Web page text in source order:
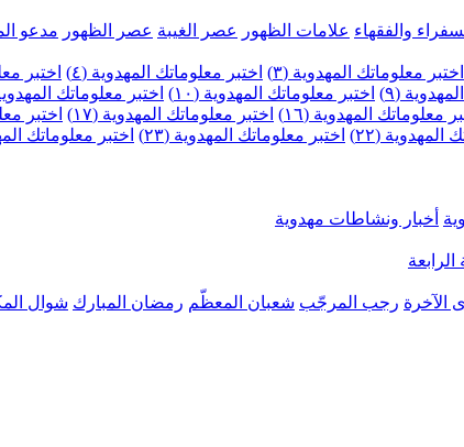
والفقهاء علامات الظهور عصر الغيبة عصر الظهور مدعو
اختبر معلوماتك المهدوية (٣) اختبر معلوماتك المهدوية (٤) اختبر
(٩) اختبر معلوماتك المهدوية (١٠) اختبر معلوماتك المهدوية
معلوماتك المهدوية (١٦) اختبر معلوماتك المهدوية (١٧) اختبر
المهدوية (٢٢) اختبر معلوماتك المهدوية (٢٣)
اختبر معلوماتك
أخبار ونشاطات مهدوية
الرابعة
الآخرة رجب المرجّب شعبان المعظّم رمضان المبارك شوال